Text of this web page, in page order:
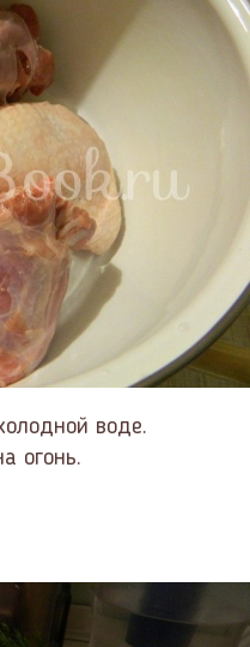
воде.
огонь.